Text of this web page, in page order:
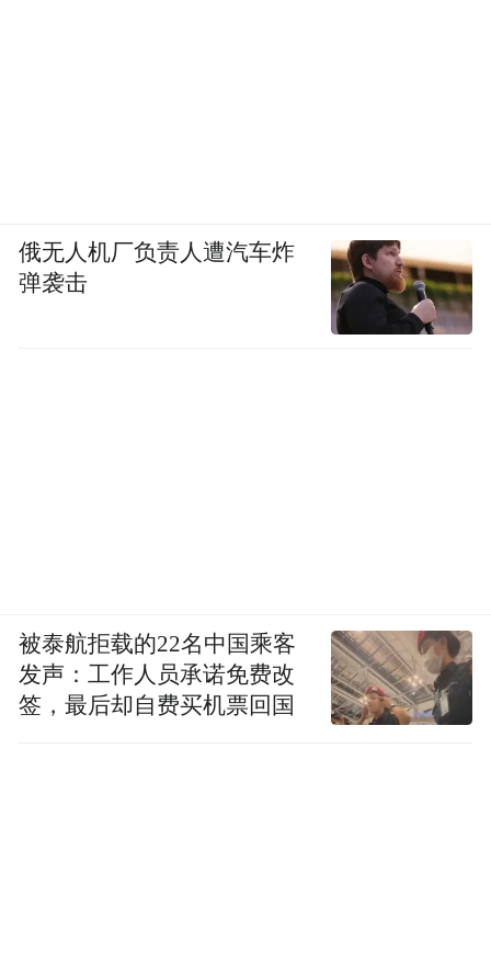
俄无人机厂负责人遭汽车炸
弹袭击
被泰航拒载的22名中国乘客
发声：工作人员承诺免费改
签，最后却自费买机票回国